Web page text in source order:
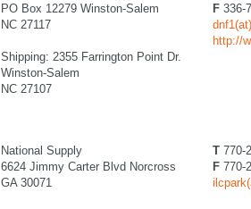
PO Box 12279 Winston-Salem
NC 27117
Shipping: 2355 Farrington Point Dr.
Winston-Salem
NC 27107
F 336-
http://
National Supply
6624 Jimmy Carter Blvd Norcross
GA 30071
T 770-
F 770-